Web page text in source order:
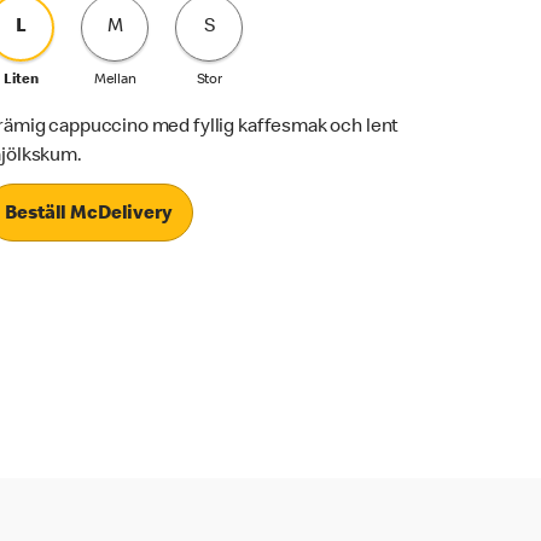
L
Liten
M
Mellan
S
Stor
cappuccino med fyllig kaffesmak och lent
Beställ McDelivery